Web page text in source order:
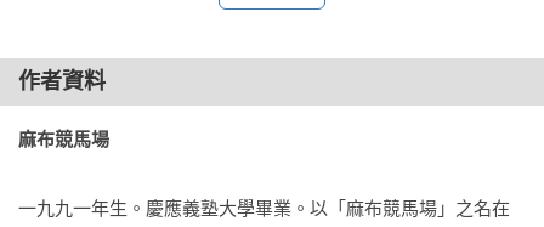
是漫不經心、大腦空無一物，卻以令人欽佩的認真神情持續向
前跑的人？
不了的人？
作者資料
麻布競馬場
一九九一年生。慶應義塾大學畢業。以「麻布競馬場」之名在